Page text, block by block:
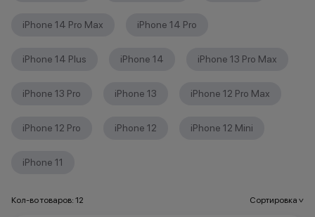
iPhone 14 Pro Max iPhone 14 Pro
iPhone 14 Plus iPhone 14 iPhone 13 Pro Max
iPhone 13 Pro iPhone 13 iPhone 12 Pro Max
iPhone 12 Pro iPhone 12 iPhone 12 Mini
iPhone 11
Кол-во товаров: 12 Сортировка>